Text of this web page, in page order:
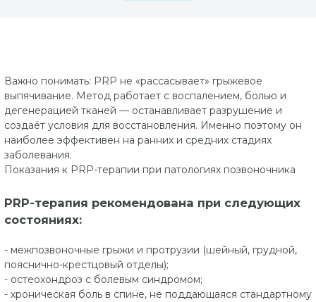
Важно понимать: PRP не «рассасывает» грыжевое
выпячивание. Метод работает с воспалением, болью и
дегенерацией тканей — останавливает разрушение и
создаёт условия для восстановления. Именно поэтому он
наиболее эффективен на ранних и средних стадиях
заболевания.
Показания к PRP-терапии при патологиях позвоночника
PRP-терапия рекомендована при следующих
состояниях:
- межпозвоночные грыжи и протрузии (шейный, грудной,
пояснично-крестцовый отделы);
- остеохондроз с болевым синдромом;
- хроническая боль в спине, не поддающаяся стандартному